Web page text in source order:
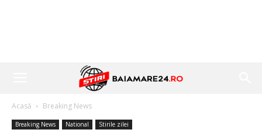
Acasă Breaking News
Breaking News National Stirile zilei